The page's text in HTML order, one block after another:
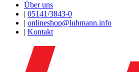
Über uns
| 05141/3843-0
| onlineshop@luhmann.info
| Kontakt